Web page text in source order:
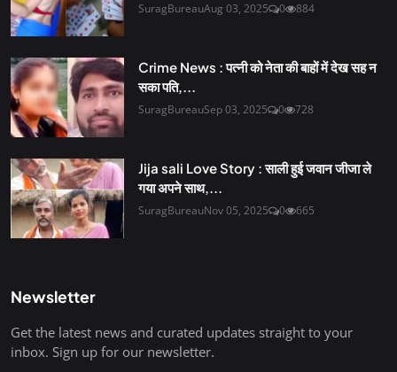
SuragBureauAug 03, 2025 0 884
Crime News : पत्नी को नेता की बाहों में देख सह न
सका पति,...
SuragBureauSep 03, 2025 0 728
Jija sali Love Story : साली हुई जवान जीजा ले
गया अपने साथ,...
SuragBureauNov 05, 2025 0 665
Newsletter
Get the latest news and curated updates straight to your
inbox. Sign up for our newsletter.